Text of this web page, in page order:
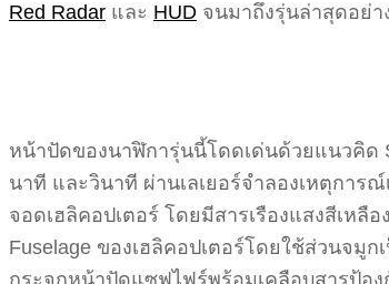
Red Radar และ HUD จนมาถึงรุ่นล่าสุดอย่า
หน้าปัดของนาฬิการุ่นนี้โดดเด่นด้วยแนวคิด
นาที และวินาที ผ่านเลเยอร์จำลองเหตุกา
จอดเฮลิคอปเตอร์ โดยมีสารเรืองแสงสีเหลื
Fuselage ของเฮลิคอปเตอร์โดยใช้ส่วนจมู